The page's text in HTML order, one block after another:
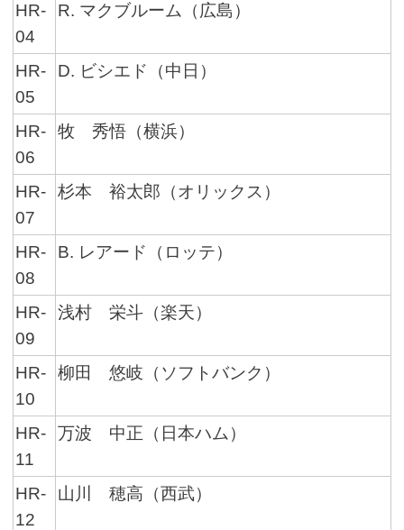
HR-
04
R. マクブルーム（広島）
HR-
05
D. ビシエド（中日）
HR-
06
牧 秀悟（横浜）
HR-
07
杉本 裕太郎（オリックス）
HR-
08
B. レアード（ロッテ）
HR-
09
浅村 栄斗（楽天）
HR-
10
柳田 悠岐（ソフトバンク）
HR-
11
万波 中正（日本ハム）
HR-
12
山川 穂高（西武）